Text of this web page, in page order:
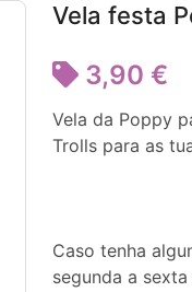
Vela festa
3,90 €
Vela da Poppy
Trolls para as
Caso tenha
segunda a sexta